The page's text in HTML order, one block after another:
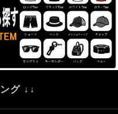
ー 入荷
！
荷
入荷！
ョートパンツ
タイプ (TRUE) カラー：ブ
グ ↓↓